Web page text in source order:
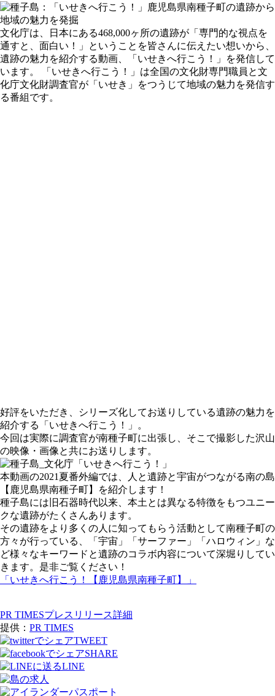
文化庁は、日本にある468,000ヶ所の遺跡が「専門的な視点を
通すと、面白い！」ということを皆さんに伝えたい想いから、
遺跡の魅力を紹介する動画、「いせきへ行こう！」を発信して
います。 「いせきへ行こう！」は全国の文化財専門職員と文
化庁文化財調査官が「いせき」をつうじて地域の魅力を発信す
る番組です。
好評をいただき、シリーズ化してお送りしている遺跡の魅力を
紹介する「いせきへ行こう！」。
今回は実際に調査官が南種子町に出張し、そこで撮影した沢山
の映像・画像と共にお送りします。
本動画の2021夏番外編では、人と遺跡と宇宙がつながる南の島
【鹿児島県南種子町】を紹介します！
種子島には旧石器時代以来、本土とは異なる特徴をもつユニー
クな遺跡がたくさんあります。
その遺跡をより多くの人に知ってもらう活動として南種子町の
方々が行っている、「宇宙」「サーファー」「ハロウィン」な
ど様々なキーワードと遺跡のコラボ内容について深堀りしてい
きます。是非ご覧ください！
「いせきへ行こう！【鹿児島県南種子町】」
PR TIMESプレスリリース詳細
提供： PR TIMES
TWEET
SHARE
LINE